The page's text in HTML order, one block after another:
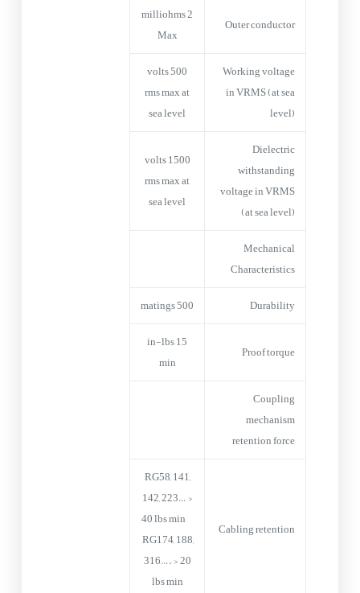
Outer conductor
2 milliohms
Max
Working voltage
in VRMS (at sea
level)
500 volts
rms max at
sea level
Dielectric
withstanding
voltage in VRMS
(at sea level)
1500 volts
rms max at
sea level
Mechanical
Characteristics
Durability
500 matings
Proof torque
15 in-lbs
min
Coupling
mechanism
retention force
Cabling retention
RG58, 141,
142, 223… >
40 lbs min
RG174, 188,
316…. > 20
lbs min